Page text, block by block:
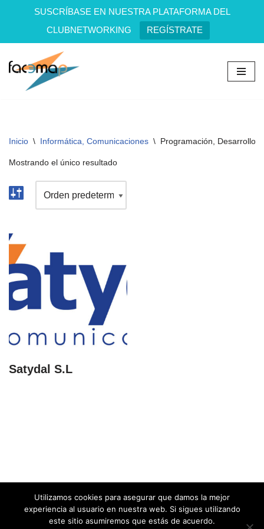
SUSCRÍBASE EN NUESTRA PLATAFORMA DEL
CLUBNETWORKING
REGÍSTRATE
Saltar
Inicio \ Informática, Comunicaciones \ Programación, Desarrollo
Mostrando el único resultado
Satydal S.L
Utilizamos cookies para asegurar que damos la mejor
experiencia al usuario en nuestra web. Si sigues utilizando
este sitio asumiremos que estás de acuerdo.